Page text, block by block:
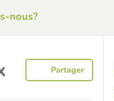
nous?
Partager